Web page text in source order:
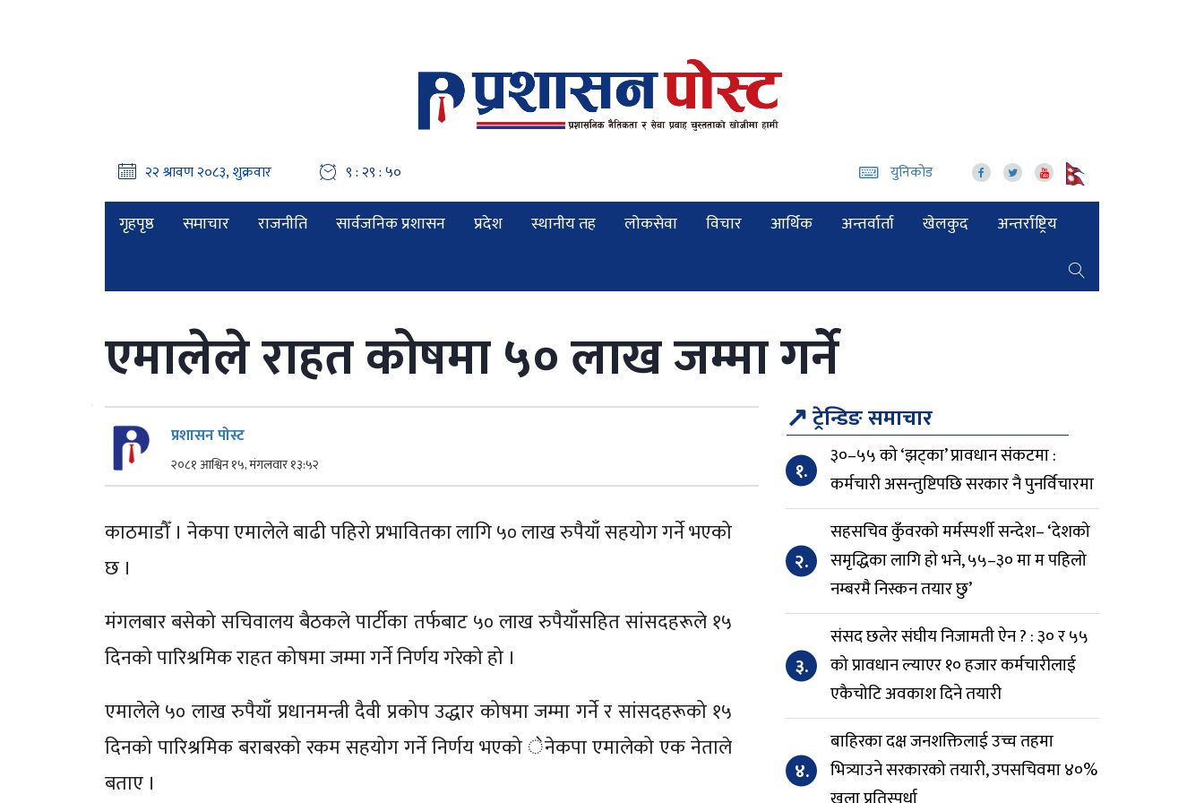
९ : २९ : ५१ युनिकोड
गृहपृष्ठ समाचार राजनीति सार्वजनिक प्रशासन प्रदेश स्थानीय तह लोकसेवा विचार आर्थिक अन्तर्वार्ता खेलकुद अन्तर्राष्ट्रिय
एमालेले राहत कोषमा ५० लाख जम्मा गर्ने
प्रशासन पोस्ट
२०८१ आश्विन १५, मंगलवार १३:५२
काठमाडौँ । नेकपा एमालेले बाढी पहिरो प्रभावितका लागि ५० लाख रुपैयाँ सहयोग गर्ने भएको
छ ।
मंगलबार बसेको सचिवालय बैठकले पार्टीका तर्फबाट ५० लाख रुपैयाँसहित सांसदहरूले १५
दिनको पारिश्रमिक राहत कोषमा जम्मा गर्ने निर्णय गरेको हो ।
एमालेले ५० लाख रुपैयाँ प्रधानमन्त्री दैवी प्रकोप उद्धार कोषमा जम्मा गर्ने र सांसदहरूको १५
दिनको पारिश्रमिक बराबरको रकम सहयोग गर्ने निर्णय भएको ेनेकपा एमालेको एक नेताले
बताए ।
↗ट्रेन्डिङ समाचार
१.
३०–५५ को ‘झट्का’ प्रावधान संकटमा :
कर्मचारी असन्तुष्टिपछि सरकार नै पुनर्विचारमा
२.
सहसचिव कुँवरको मर्मस्पर्शी सन्देश– ‘देशको
समृद्धिका लागि हो भने, ५५–३० मा म पहिलो
नम्बरमै निस्कन तयार छु’
३.
संसद छलेर संघीय निजामती ऐन ? : ३० र ५५
को प्रावधान ल्याएर १० हजार कर्मचारीलाई
एकैचोटि अवकाश दिने तयारी
४.
बाहिरका दक्ष जनशक्तिलाई उच्च तहमा
भित्र्याउने सरकारको तयारी, उपसचिवमा ४०%